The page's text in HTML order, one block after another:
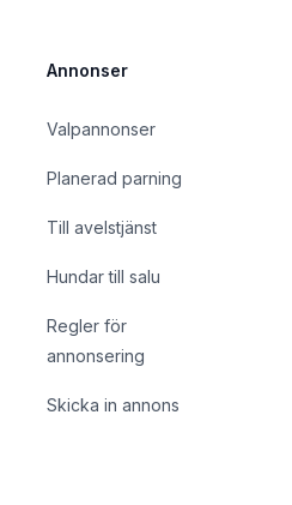
Annonser
Valpannonser
Planerad parning
Till avelstjänst
Hundar till salu
Regler för
annonsering
Skicka in annons